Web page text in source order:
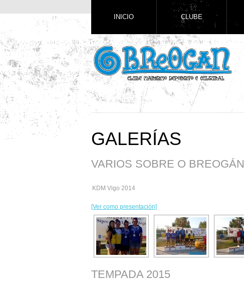
INICIO CLUBE
GALERÍAS
VARIOS SOBRE O BREOGÁN
KDM Vigo 2014
[Ver como presentación]
TEMPADA 2015